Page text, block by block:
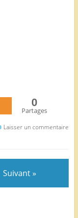
0
Partages
Laisser un commentaire
Suivant »